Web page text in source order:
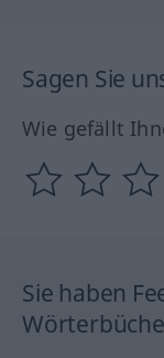
Sagen Sie
Wie gefällt
Sie haben